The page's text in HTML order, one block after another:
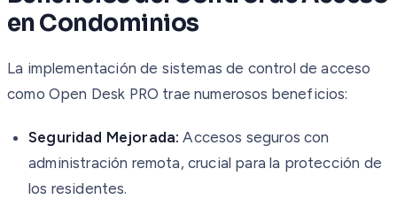
en Condominios
La implementación de sistemas de control de acceso
como Open Desk PRO trae numerosos beneficios:
Seguridad Mejorada: Accesos seguros con
administración remota, crucial para la protección de
los residentes.